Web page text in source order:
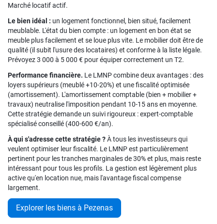
Marché locatif actif.
Le bien idéal : un logement fonctionnel, bien situé, facilement
meublable. L'état du bien compte : un logement en bon état se
meuble plus facilement et se loue plus vite. Le mobilier doit être de
qualité (il subit l'usure des locataires) et conforme à la liste légale.
Prévoyez 3 000 à 5 000 € pour équiper correctement un T2.
Performance financière. Le LMNP combine deux avantages : des
loyers supérieurs (meublé +10-20%) et une fiscalité optimisée
(amortissement). L'amortissement comptable (bien + mobilier +
travaux) neutralise l'imposition pendant 10-15 ans en moyenne.
Cette stratégie demande un suivi rigoureux : expert-comptable
spécialisé conseillé (400-600 €/an).
À qui s'adresse cette stratégie ?À tous les investisseurs qui
veulent optimiser leur fiscalité. Le LMNP est particulièrement
pertinent pour les tranches marginales de 30% et plus, mais reste
intéressant pour tous les profils. La gestion est légèrement plus
active qu'en location nue, mais l'avantage fiscal compense
largement.
Explorer les biens à Pezenas